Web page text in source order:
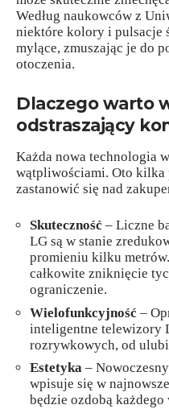
Według naukowców z
niektóre kolory i pulsacje
mylące, zmuszając je do
otoczenia.
Dlaczego warto
odstraszający
Każda nowa technologia
wątpliwościami. Oto kilka
zastanowić się nad
Skuteczność – Liczne
LG są w stanie
promieniu kilku
całkowite zniknięcie
ograniczenie.
Wielofunkcyjność –
inteligentne telewizory
rozrywkowych, od
Estetyka –
wpisuje się w
będzie ozdobą każdego